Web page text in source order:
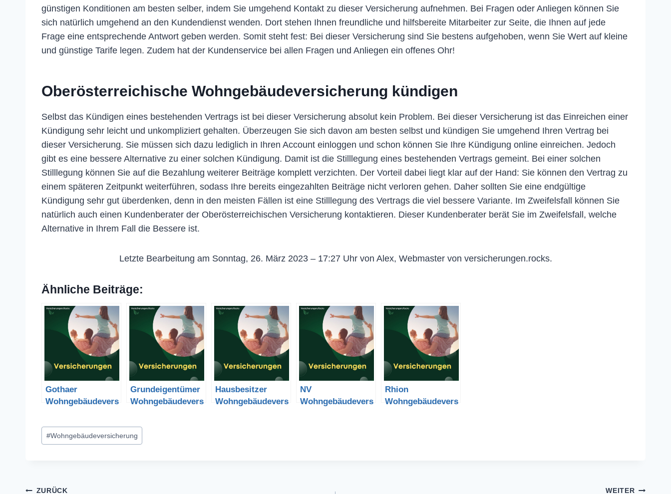
günstigen Konditionen am besten selber, indem Sie umgehend Kontakt zu dieser Versicherung aufnehmen. Bei Fragen oder Anliegen können Sie
sich natürlich umgehend an den Kundendienst wenden. Dort stehen Ihnen freundliche und hilfsbereite Mitarbeiter zur Seite, die Ihnen auf jede
Frage eine entsprechende Antwort geben werden. Somit steht fest: Bei dieser Versicherung sind Sie bestens aufgehoben, wenn Sie Wert auf kleine
und günstige Tarife legen. Zudem hat der Kundenservice bei allen Fragen und Anliegen ein offenes Ohr!
Oberösterreichische Wohngebäudeversicherung kündigen
Selbst das Kündigen eines bestehenden Vertrags ist bei dieser Versicherung absolut kein Problem. Bei dieser Versicherung ist das Einreichen einer
Kündigung sehr leicht und unkompliziert gehalten. Überzeugen Sie sich davon am besten selbst und kündigen Sie umgehend Ihren Vertrag bei
dieser Versicherung. Sie müssen sich dazu lediglich in Ihren Account einloggen und schon können Sie Ihre Kündigung online einreichen. Jedoch
gibt es eine bessere Alternative zu einer solchen Kündigung. Damit ist die Stilllegung eines bestehenden Vertrags gemeint. Bei einer solchen
Stilllegung können Sie auf die Bezahlung weiterer Beiträge komplett verzichten. Der Vorteil dabei liegt klar auf der Hand: Sie können den Vertrag zu
einem späteren Zeitpunkt weiterführen, sodass Ihre bereits eingezahlten Beiträge nicht verloren gehen. Daher sollten Sie eine endgültige
Kündigung sehr gut überdenken, denn in den meisten Fällen ist eine Stilllegung des Vertrags die viel bessere Variante. Im Zweifelsfall können Sie
natürlich auch einen Kundenberater der Oberösterreichischen Versicherung kontaktieren. Dieser Kundenberater berät Sie im Zweifelsfall, welche
Alternative in Ihrem Fall die Bessere ist.
Letzte Bearbeitung am Sonntag, 26. März 2023 – 17:27 Uhr von Alex, Webmaster von versicherungen.rocks.
Ähnliche Beiträge:
Gothaer
Wohngebäudevers
und Vergleich
Grundeigentümer
Wohngebäudevers
und Vergleich
Hausbesitzer
Wohngebäudevers
NV
Wohngebäudevers
Rhion
Wohngebäudevers
Schlagworte:
#Wohngebäudeversicherung
ZURÜCK WEITER